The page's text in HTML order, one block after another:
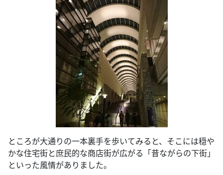
ところが大通りの一本裏手を歩いてみると、そこには穏や
かな住宅街と庶民的な商店街が広がる「昔ながらの下街」
といった風情がありました。